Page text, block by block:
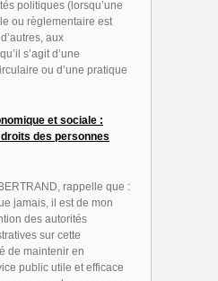
politiques (lorsqu’une
ou règlementaire est
aux
s’agit d’une
ou d’une pratique
et sociale :
des personnes
rappelle que :
jamais, il est de mon
des autorités
sur cette
de maintenir en
public utile et efficace